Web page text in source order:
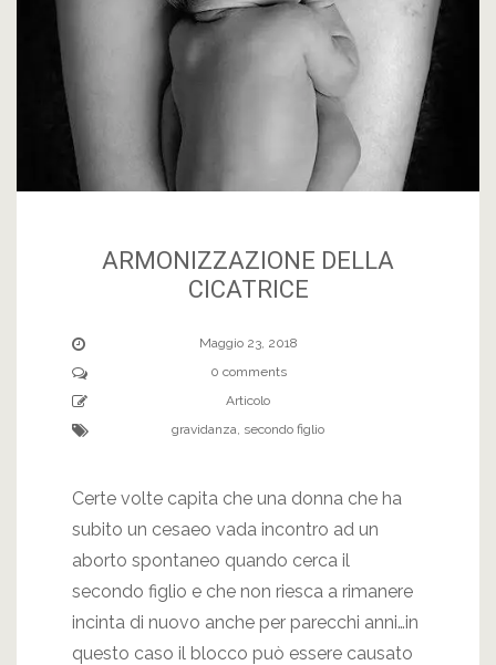
ARMONIZZAZIONE DELLA
CICATRICE
Maggio 23, 2018
0 comments
Articolo
gravidanza, secondo figlio
Certe volte capita che una donna che ha
subito un cesaeo vada incontro ad un
aborto spontaneo quando cerca il
secondo figlio e che non riesca a rimanere
incinta di nuovo anche per parecchi anni…in
questo caso il blocco può essere causato